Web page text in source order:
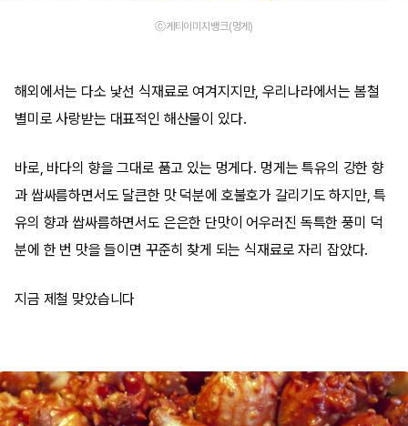
ⓒ게티이미지뱅크(멍게)
해외에서는 다소 낯선 식재료로 여겨지지만, 우리나라에서는 봄철
별미로 사랑받는 대표적인 해산물이 있다.
바로, 바다의 향을 그대로 품고 있는 멍게다. 멍게는 특유의 강한 향
과 쌉싸름하면서도 달큰한 맛 덕분에 호불호가 갈리기도 하지만, 특
유의 향과 쌉싸름하면서도 은은한 단맛이 어우러진 독특한 풍미 덕
분에 한 번 맛을 들이면 꾸준히 찾게 되는 식재료로 자리 잡았다.
지금 제철 맞았습니다